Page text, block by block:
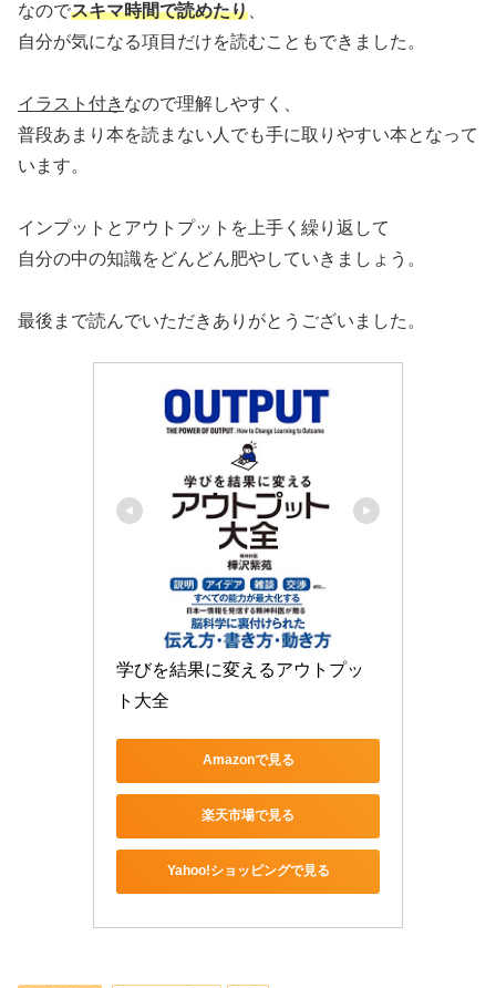
なのでスキマ時間で読めたり
自分が気になる項目だけを読むこともできました。
イラスト付き なので理解しやすく、
普段あまり本を読まない人でも手に取りやすい本となって
います。
インプットとアウトプットを上手く繰り返して
自分の中の知識をどんどん肥やしていきましょう。
最後まで読んでいただきありがとうございました。
学びを結果に変えるアウトプッ
ト大全
Amazonで見る
楽天市場で見る
Yahoo!ショッピングで見る